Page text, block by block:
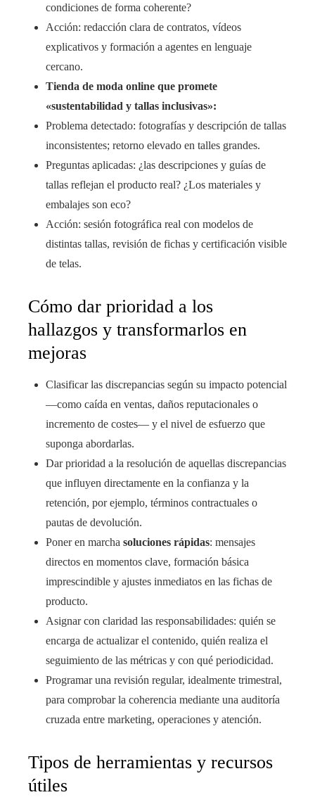
condiciones de forma coherente?
Acción: redacción clara de contratos, vídeos
explicativos y formación a agentes en lenguaje
cercano.
Tienda de moda online que promete
«sustentabilidad y tallas inclusivas»:
Problema detectado: fotografías y descripción de tallas
inconsistentes; retorno elevado en talles grandes.
Preguntas aplicadas: ¿las descripciones y guías de
tallas reflejan el producto real? ¿Los materiales y
embalajes son eco?
Acción: sesión fotográfica real con modelos de
distintas tallas, revisión de fichas y certificación visible
de telas.
Cómo dar prioridad a los
hallazgos y transformarlos en
mejoras
Clasificar las discrepancias según su impacto potencial
—como caída en ventas, daños reputacionales o
incremento de costes— y el nivel de esfuerzo que
suponga abordarlas.
Dar prioridad a la resolución de aquellas discrepancias
que influyen directamente en la confianza y la
retención, por ejemplo, términos contractuales o
pautas de devolución.
Poner en marcha soluciones rápidas: mensajes
directos en momentos clave, formación básica
imprescindible y ajustes inmediatos en las fichas de
producto.
Asignar con claridad las responsabilidades: quién se
encarga de actualizar el contenido, quién realiza el
seguimiento de las métricas y con qué periodicidad.
Programar una revisión regular, idealmente trimestral,
para comprobar la coherencia mediante una auditoría
cruzada entre marketing, operaciones y atención.
Tipos de herramientas y recursos
útiles